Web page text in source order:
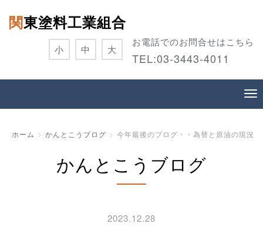
関東塗料工業組合
お電話でのお問合せはこちら
TEL:03-3443-4011
小 中 大
ホーム かんとこうブログ 今年最後のブログ・・為替と原油の現況
かんとこうブログ
2023.12.28